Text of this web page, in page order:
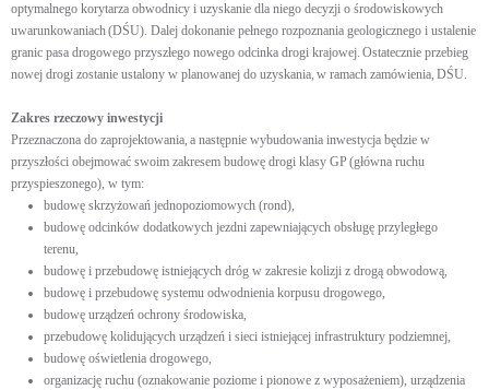
optymalnego korytarza obwodnicy i uzyskanie dla niego decyzji o środowiskowych
uwarunkowaniach (DŚU). Dalej dokonanie pełnego rozpoznania geologicznego i ustalenie
granic pasa drogowego przyszłego nowego odcinka drogi krajowej. Ostatecznie przebieg
nowej drogi zostanie ustalony w planowanej do uzyskania, w ramach zamówienia, DŚU.
Zakres rzeczowy inwestycji
Przeznaczona do zaprojektowania, a następnie wybudowania inwestycja będzie w
przyszłości obejmować swoim zakresem budowę drogi klasy GP (główna ruchu
przyspieszonego), w tym:
budowę skrzyżowań jednopoziomowych (rond),
budowę odcinków dodatkowych jezdni zapewniających obsługę przyległego
terenu,
budowę i przebudowę istniejących dróg w zakresie kolizji z drogą obwodową,
budowę i przebudowę systemu odwodnienia korpusu drogowego,
budowę urządzeń ochrony środowiska,
przebudowę kolidujących urządzeń i sieci istniejącej infrastruktury podziemnej,
budowę oświetlenia drogowego,
organizację ruchu (oznakowanie poziome i pionowe z wyposażeniem), urządzenia